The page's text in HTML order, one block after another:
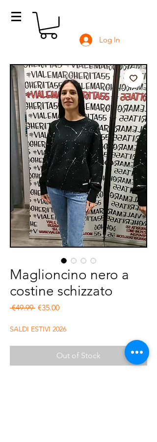
Log In
Maglioncino nero a
costine schizzato
€49.99 Regular Price
€35.00Sale Price
SALDI ESTIVI 2026
Out of Stock